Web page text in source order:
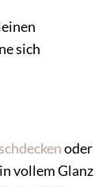
sich
oder
vollem Glanz